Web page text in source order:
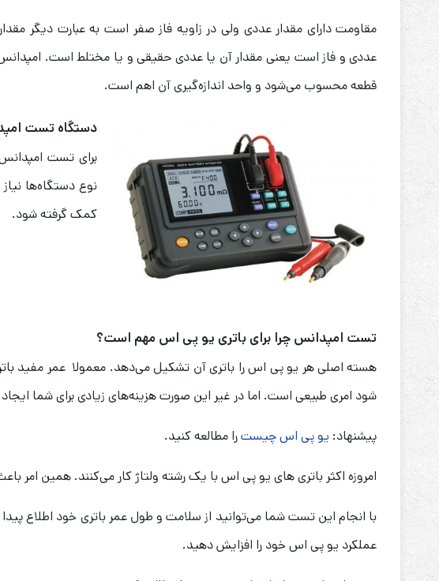
مقاومت دارای مقدار عددی ولی در زاویه فاز صفر است به عبارت دیگر
عددی و فاز است یعنی مقدار آن یا عددی حقیقی و یا مختلط است. امپدانس
قطعه محسوب می‌شود و واحد اندازه‌گیری آن اهم است.
دستگاه تست
برای تست
نوع دستگاه‌ها
کمک گرفته شود.
تست امپدانس چرا برای باتری یو پی اس مهم است؟
شود امری طبیعی است. اما در غیر این صورت هزینه‌های زیادی برای شما
پیشنهاد: یو پی اس چیسترا مطالعه کنید.
امروزه اکثر باتری های یو پی اس با یک رشته ولتاژ کار می‌کنند. همین امر
با انجام این تست شما می‌توانید از سلامت و طول عمر باتری خود اطلاع
عملکرد یو پی اس خود را افزایش دهید.